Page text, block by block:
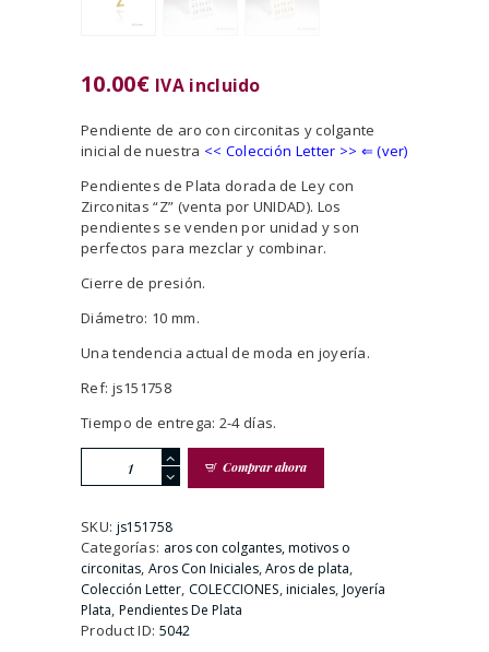
10.00€ IVA incluido
Pendiente de aro con circonitas y colgante
inicial de nuestra << Colección Letter >> ⇐ (ver)
Pendientes de Plata dorada de Ley con
Zirconitas “Z” (venta por UNIDAD). Los
pendientes se venden por unidad y son
perfectos para mezclar y combinar.
Cierre de presión.
Diámetro: 10 mm.
Una tendencia actual de moda en joyería.
Ref: js151758
Tiempo de entrega: 2-4 días.
Dorado
Aro
Con
Circonitas
e
Inicial
Z
Comprar ahora
SKU: js151758
Categorías: aros con colgantes, motivos o
circonitas, Aros Con Iniciales,Aros de plata,
Colección Letter, COLECCIONES,iniciales, Joyería
Plata, Pendientes De Plata
Product ID: 5042